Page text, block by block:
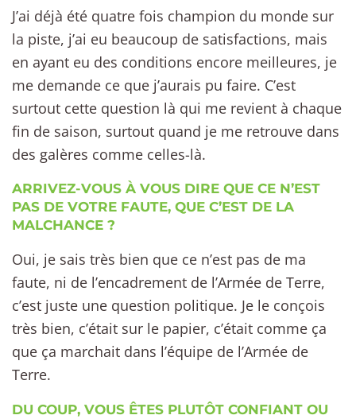
J’ai déjà été quatre fois champion du monde sur
la piste, j’ai eu beaucoup de satisfactions, mais
en ayant eu des conditions encore meilleures, je
me demande ce que j’aurais pu faire. C’est
surtout cette question là qui me revient à chaque
fin de saison, surtout quand je me retrouve dans
des galères comme celles-là.
ARRIVEZ-VOUS À VOUS DIRE QUE CE N’EST
PAS DE VOTRE FAUTE, QUE C’EST DE LA
MALCHANCE ?
Oui, je sais très bien que ce n’est pas de ma
faute, ni de l’encadrement de l’Armée de Terre,
c’est juste une question politique. Je le conçois
très bien, c’était sur le papier, c’était comme ça
que ça marchait dans l’équipe de l’Armée de
Terre.
DU COUP, VOUS ÊTES PLUTÔT CONFIANT OU